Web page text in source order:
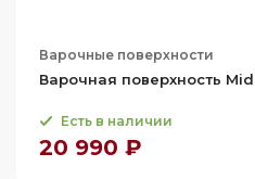
Варочные поверхности
Варочная поверхность
Есть в наличии
20 990 ₽